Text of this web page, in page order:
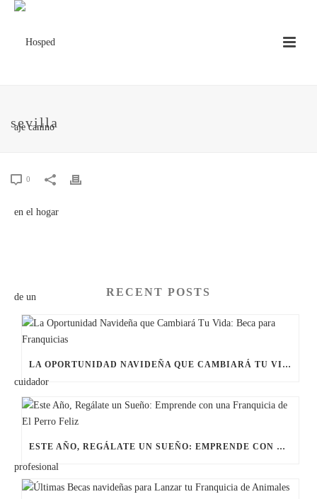
sevilla
0
RECENT POSTS
LA OPORTUNIDAD NAVIDEÑA QUE CAMBIARÁ TU VIDA: BECA PARA FRANQUICIAS
ESTE AÑO, REGÁLATE UN SUEÑO: EMPRENDE CON UNA FRANQUICIA DE EL PERRO FELIZ